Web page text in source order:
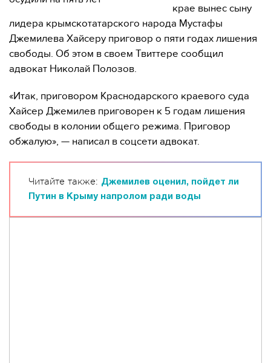
крае вынес сыну
лидера крымскотатарского народа Мустафы
Джемилева Хайсеру приговор о пяти годах лишения
свободы. Об этом в своем Твиттере сообщил
адвокат Николай Полозов.
«Итак, приговором Краснодарского краевого суда
Хайсер Джемилев приговорен к 5 годам лишения
свободы в колонии общего режима. Приговор
обжалую», — написал в соцсети адвокат.
Читайте также: Джемилев оценил, пойдет ли
Путин в Крыму напролом ради воды